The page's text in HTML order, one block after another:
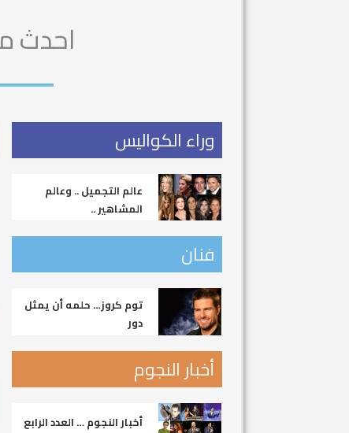
احدث
وراء الكواليس
عالم التجميل .. وعالم
المشاهير ..
فنان
توم كروز… حلمه أن يمثل
دور
أخبار النجوم
أخبار النجوم … العدد الرابع